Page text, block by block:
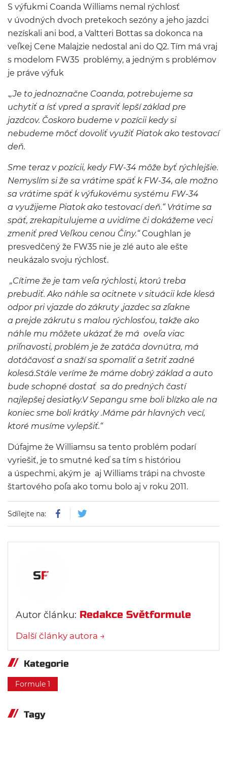
S výfukmi Coanda Williams nemal rýchlosť
v úvodných dvoch pretekoch sezóny a jeho jazdci
nezískali ani bod, a Valtteri Bottas sa dokonca na
veľkej Cene Malajzie nedostal ani do Q2. Tím má vraj
s modelom FW35 problémy, a jedným s problémov
je práve výfuk
.„Je to jednoznačne Coanda, potrebujeme sa
uchytiť a ísť vpred a spraviť lepší základ pre
jazdcov. Čoskoro budeme v pozícii kedy si
nebudeme môcť dovoliť využiť Piatok ako testovací
deň.
Sme teraz v pozícii, kedy FW-34 môže byť rýchlejšie.
Nemyslím si že sa vrátime späť k FW-34, ale možno
sa vrátime späť k výfukovému systému FW-34
a využijeme Piatok ako testovací deň.“ Vrátime sa
späť, zrekapitulujeme a uvidíme či dokážeme veci
zmeniť pred Veľkou cenou Číny.“Coughlan je
presvedčený že FW35 nie je zlé auto ale ešte
neukázalo svoju rýchlosť.
„Cítime že je tam veľa rýchlosti, ktorú treba
prebudiť. Ako náhle sa ocitnete v situácii kde klesá
odpor pri vjazde do zákruty ,jazdec sa zľakne
a prejde zákrutu s malou rýchlosťou, takže ako
náhle mu môžete ukázať že má oveľa viac
priľnavosti, problém je že zatáča dovnútra, má
dotáčavosť a snaží sa spomaliť a šetriť zadné
kolesá.Stále veríme že máme dobrý základ a auto
bude schopné dostať sa do predných častí
najlepšej desiatky.V Sepangu sme boli blízko ale na
koniec sme boli krátky .Máme pár hlavných vecí,
ktoré musíme vylepšiť.“
Dúfajme že Williamsu sa tento problém podarí
vyriešiť, je to smutné keď sa tím s históriou
a úspechmi, akým je aj Williams trápi na chvoste
štartového poľa ako tomu bolo aj v roku 2011.
Sdílejte na:
Autor článku: Redakce Světformule
Další články autora →
Kategorie
Formule 1
Tagy